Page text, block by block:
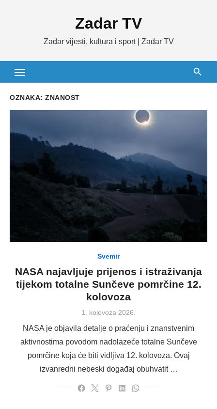
Zadar TV
Zadar vijesti, kultura i sport | Zadar TV
OZNAKA: ZNANOST
Svemir
NASA najavljuje prijenos i istraživanja
tijekom totalne Sunčeve pomrčine 12.
kolovoza
Posted
1. kolovoza 2026.
NASA je objavila detalje o praćenju i znanstvenim
aktivnostima povodom nadolazeće totalne Sunčeve
pomrčine koja će biti vidljiva 12. kolovoza. Ovaj
izvanredni nebeski događaj obuhvatit …